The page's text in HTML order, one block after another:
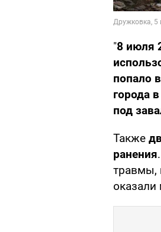
"8 июля
попало
города
под
Также
ранения
травмы,